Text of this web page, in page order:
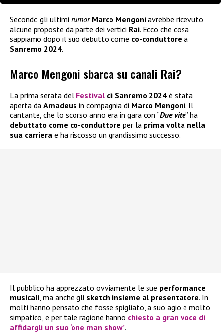
Secondo gli ultimi rumor Marco Mengoni avrebbe ricevuto
alcune proposte da parte dei vertici Rai. Ecco che cosa
sappiamo dopo il suo debutto come co-conduttore a
Sanremo 2024.
Marco Mengoni sbarca su canali Rai?
La prima serata del Festival di Sanremo 2024è stata
aperta da Amadeus in compagnia di Marco Mengoni. Il
cantante, che lo scorso anno era in gara con “Due vite” ha
debuttato come co-conduttore per la prima volta nella
sua carriera e ha riscosso un grandissimo successo.
Il pubblico ha apprezzato ovviamente le sue performance
musicali, ma anche gli sketch insieme al presentatore. In
molti hanno pensato che fosse spigliato, a suo agio e molto
simpatico, e per tale ragione hanno chiesto a gran voce di
affidargli un suo ‘one man show’.